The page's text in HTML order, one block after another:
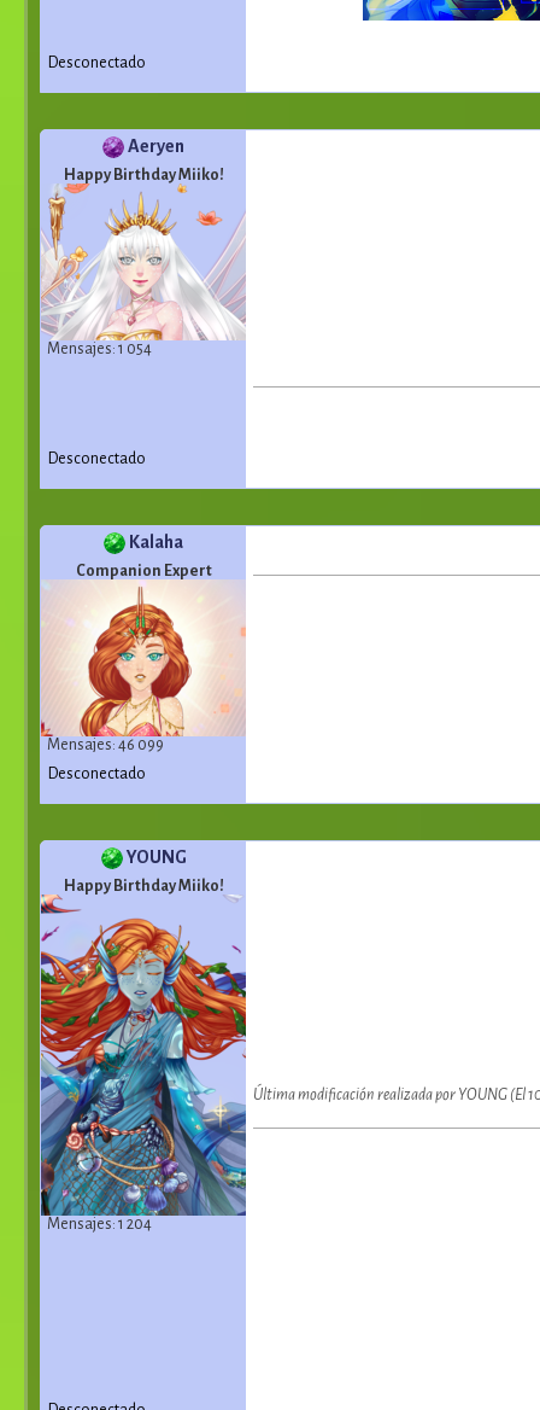
Desconectado
Aeryen
Happy Birthday Miiko!
Mensajes: 1 054
Desconectado
Kalaha
Companion Expert
Mensajes: 46 099
Desconectado
YOUNG
Happy Birthday Miiko!
Mensajes: 1 204
Última modificación realizada por YOUNG (El